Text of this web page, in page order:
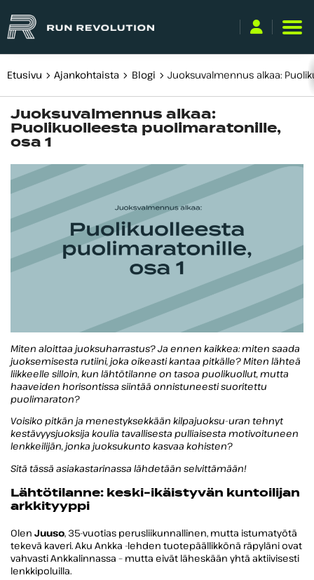
Käyttäjätunnus
tai
sähköpostiosoite
Kirjaudu sisään
Unohditko salasanasi?
Etusivu Ajankohtaista Blogi Juoksuvalmennus alkaa:
Juoksuvalmennus alkaa:
Puolikuolleesta puolimaratonille,
osa 1
Miten aloittaa juoksuharrastus? Ja ennen kaikkea: miten saada
juoksemisesta rutiini, joka oikeasti kantaa pitkälle? Miten lähteä
liikkeelle silloin, kun lähtötilanne on tasoa puolikuollut, mutta
haaveiden horisontissa siintää onnistuneesti suoritettu
puolimaraton?
Voisiko pitkän ja menestyksekkään kilpajuoksu-uran tehnyt
kestävyysjuoksija koulia tavallisesta pulliaisesta motivoituneen
lenkkeilijän, jonka juoksukunto kasvaa kohisten?
Sitä tässä asiakastarinassa lähdetään selvittämään!
Lähtötilanne: keski-ikäistyvän kuntoilijan
arkkityyppi
Olen Juuso, 35-vuotias perusliikunnallinen, mutta istumatyötä
tekevä kaveri. Aku Ankka -lehden tuotepäällikkönä räpyläni ovat
vahvasti Ankkalinnassa – mutta eivät läheskään yhtä aktiivisesti
lenkkipoluilla.